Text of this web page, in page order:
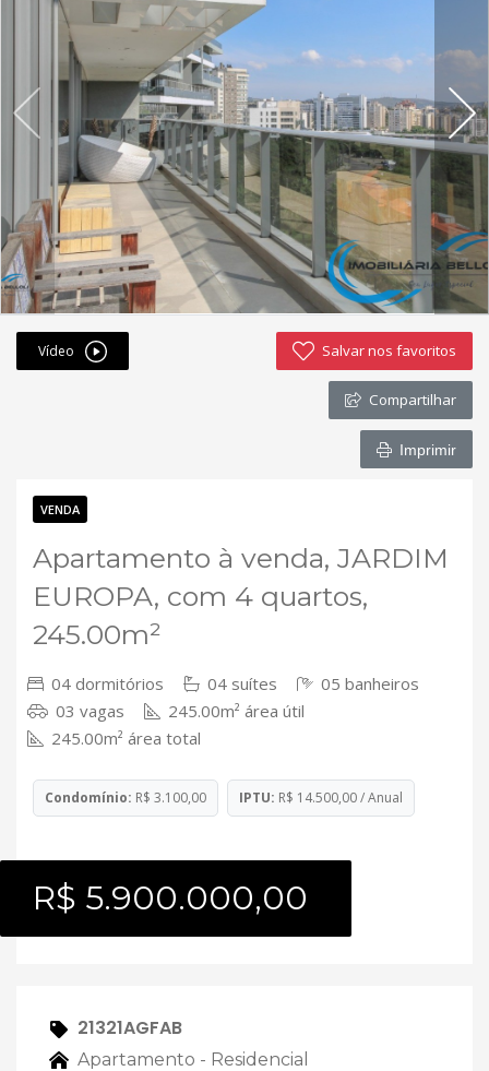
Fichas cadastrais
Financiamento
Hotsites
Política de privacidade
Postagens
Simulador de financiamento
whatsapp
ANUCIE SEU IMOVEL CONOSCO
Contato
Vídeo Salvar nos favoritos
Compartilhar
Imprimir
VENDA
Apartamento à venda, JARDIM
EUROPA, com 4 quartos,
245.00m²
04 dormitórios 04 suítes
05 banheiros
03 vagas
245.00m² área útil
245.00m² área total
Condomínio: R$ 3.100,00 IPTU: R$ 14.500,00 / Anual
R$ 5.900.000,00
21321AGFAB
Apartamento - Residencial